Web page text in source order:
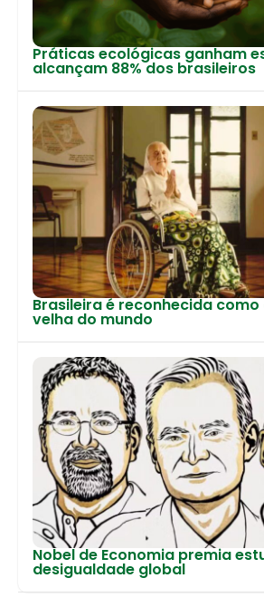
Práticas ecológicas ganham
alcançam 88% dos brasileiros
Brasileira é reconhecida
velha do mundo
Nobel de Economia premia
desigualdade global